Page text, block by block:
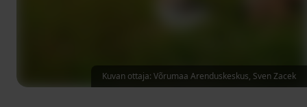
Kuvan ottaja: Võrumaa Arenduskeskus, Sven Zacek